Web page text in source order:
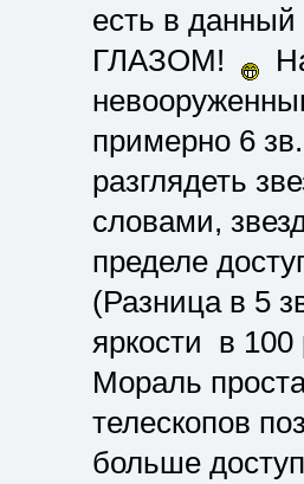
есть в
ГЛАЗОМ!
На
примерно 6
разглядеть
словами,
пределе
(Разница в 5
яркости в
Мораль
телескопов
больше